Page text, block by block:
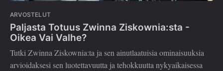
ARVOSTELUT
Paljasta Totuus Zwinna Ziskownia:sta -
Oikea Vai Valhe?
Tutki Zwinna Ziskownia:ta ja sen ainutlaatuisia ominaisuuksia
arvioidaksesi sen luotettavuutta ja tehokkuutta nykyaikaisessa